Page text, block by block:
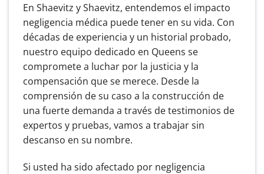
En Shaevitz y Shaevitz, entendemos el impacto
negligencia médica puede tener en su vida. Con
décadas de experiencia y un historial probado,
nuestro equipo dedicado en Queens se
compromete a luchar por la justicia y la
compensación que se merece. Desde la
comprensión de su caso a la construcción de
una fuerte demanda a través de testimonios de
expertos y pruebas, vamos a trabajar sin
descanso en su nombre.
Si usted ha sido afectado por negligencia